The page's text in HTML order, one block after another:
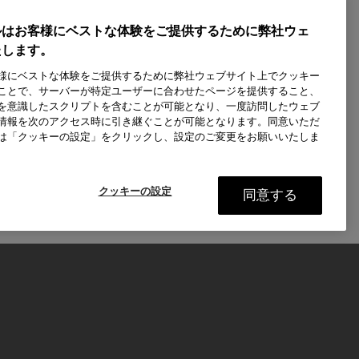
お客様にベストな体験をご提供するために弊社ウェ
ます。
にベストな体験をご提供するために弊社ウェブサイト上でクッキー
で、サーバーが特定ユーザーに合わせたページを提供すること、
意識したスクリプトを含むことが可能となり、一度訪問したウェブ
報を次のアクセス時に引き継ぐことが可能となります。同意いただ
「クッキーの設定」をクリックし、設定のご変更をお願いいたしま
クッキーの設定 同意する